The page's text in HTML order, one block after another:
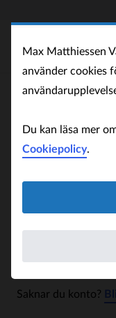
Logga in för att
Saknar du konto?
Max Matthiessen
använder cookies
Du kan läsa mer
Cookiepolicy.